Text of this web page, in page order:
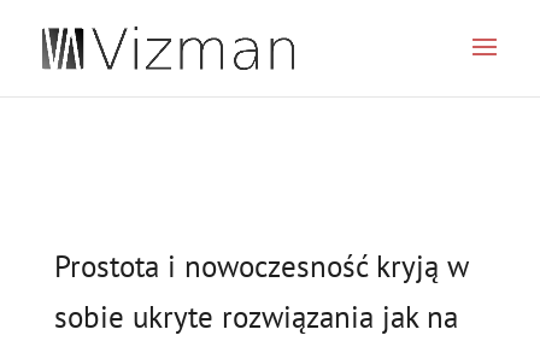
JSON
Prostota i nowoczesność kryją w
sobie ukryte rozwiązania jak na